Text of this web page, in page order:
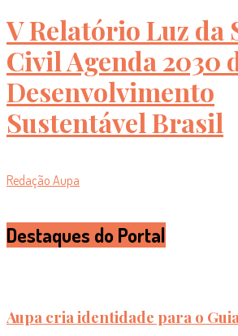
V Relatório Luz da
Civil Agenda 2030
Desenvolvimento
Sustentável Brasil
Redação Aupa
Destaques do Portal
Aupa cria identidade para o